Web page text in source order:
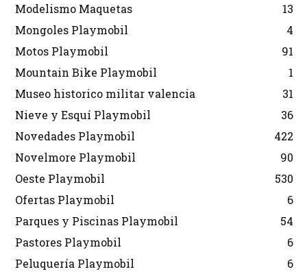
Modelismo Maquetas
13
Mongoles Playmobil
4
Motos Playmobil
91
Mountain Bike Playmobil
1
Museo historico militar valencia
31
Nieve y Esquí Playmobil
36
Novedades Playmobil
422
Novelmore Playmobil
90
Oeste Playmobil
530
Ofertas Playmobil
6
Parques y Piscinas Playmobil
54
Pastores Playmobil
6
Peluquería Playmobil
6